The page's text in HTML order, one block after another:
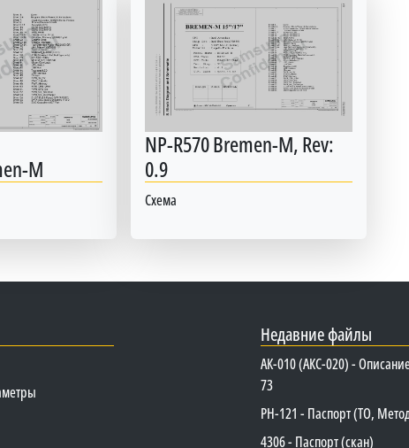
M
NP-R570 Bremen-M, Rev:
0.9
Схема
Недавние файлы
АК-010 (АКС-020) -
73
PH-121 - Паспорт (ТО,
4306 - Паспорт (скан)